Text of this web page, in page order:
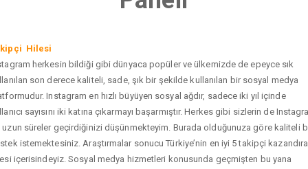
Hilesi
herkesin bildiği gibi dünyaca popüler ve ülkemizde de epeyce sık
son derece kaliteli, sade, şık bir şekilde kullanılan bir sosyal medya
Instagram en hızlı büyüyen sosyal ağdır, sadece iki yıl içinde
sayısını iki katına çıkarmayı başarmıştır. Herkes gibi sizlerin de
uzun süreler geçirdiğinizi düşünmekteyim. Burada olduğunuza göre kaliteli
istemektesiniz. Araştırmalar sonucu Türkiye’nin en iyi 5 takipçi
içerisindeyiz. Sosyal medya hizmetleri konusunda geçmişten bu yana